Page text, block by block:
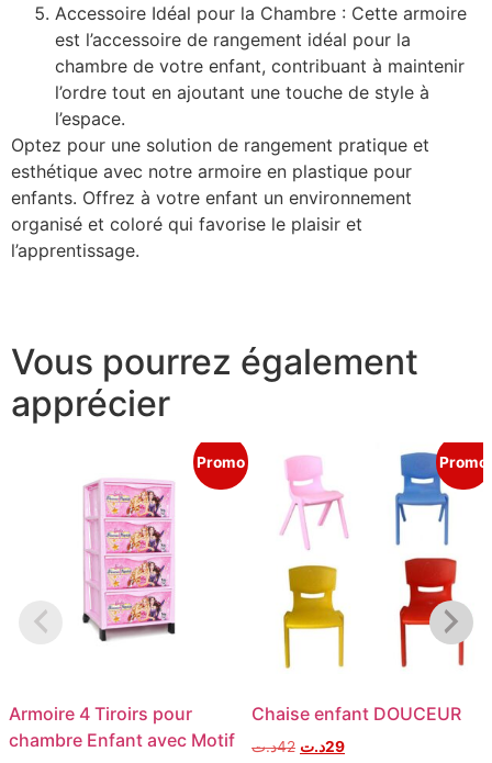
Accessoire Idéal pour la Chambre : Cette armoire
est l’accessoire de rangement idéal pour la
chambre de votre enfant, contribuant à maintenir
l’ordre tout en ajoutant une touche de style à
l’espace.
Optez pour une solution de rangement pratique et
esthétique avec notre armoire en plastique pour
enfants. Offrez à votre enfant un environnement
organisé et coloré qui favorise le plaisir et
l’apprentissage.
Vous pourrez également
apprécier
Promo
Armoire 4 Tiroirs pour
chambre Enfant avec Motif
Promo
Chaise enfant DOUCEUR
42د.ت 29د.ت